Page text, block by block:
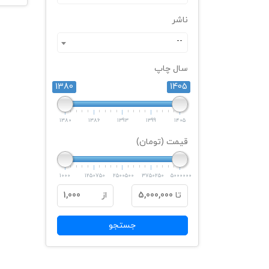
ناشر
--
سال چاپ
1380
1405
1380 1386 1393 1399 1405
قیمت (تومان)
1000 1250750 2500500 3750250 5000000
تا 5,000,000 از 1,000
جستجو